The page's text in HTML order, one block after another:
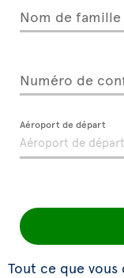
Nom de famille
Numéro de
Aéroport de départ
Tout ce que